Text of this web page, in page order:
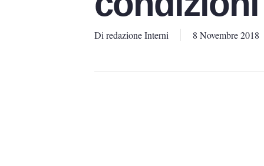
Di redazione Interni 8 Novembre 2018